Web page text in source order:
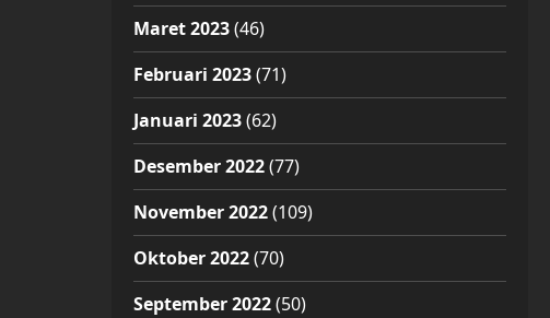
Maret 2023(46)
Februari 2023(71)
Januari 2023(62)
Desember 2022(77)
November 2022(109)
Oktober 2022(70)
September 2022(50)